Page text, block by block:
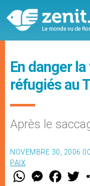
En danger
réfugiés au
Après le
NOVEMBRE 30, 2006
PAIX
W M
e
F
a w